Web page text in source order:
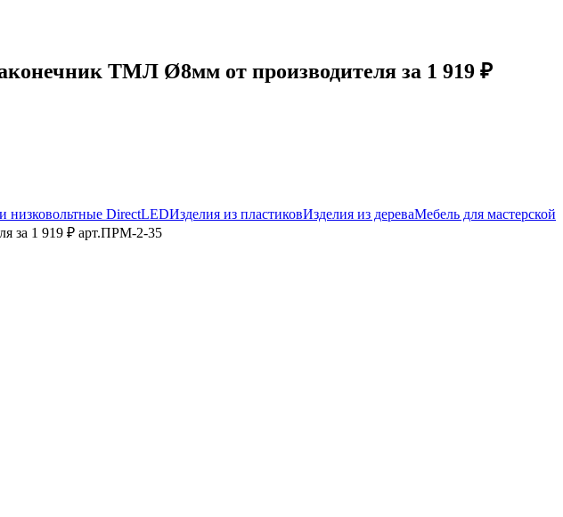
ТМЛ Ø8мм от производителя за 1 919 ₽
низковольтные DirectLEDИзделия из пластиковИзделия из дереваМебель для мастерской
за 1 919 ₽ арт.ПРМ-2-35